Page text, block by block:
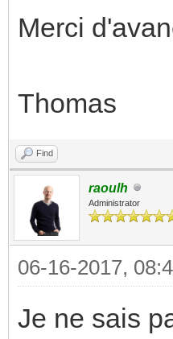
Merci
Thomas
Find
raoulh
Administrator
06-16-2017,
Je ne sais